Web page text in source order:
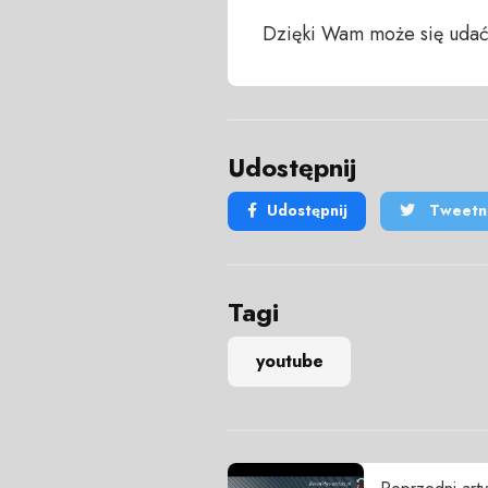
Dzięki Wam może się
Udostępnij
Udostępnij
Tagi
youtube